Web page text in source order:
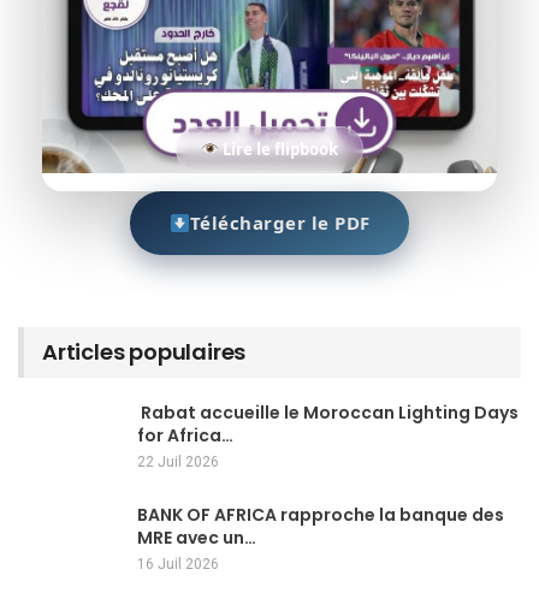
Lire le flipbook
Télécharger le PDF
Articles populaires
Rabat accueille le Moroccan Lighting Days
for Africa…
22 Juil 2026
BANK OF AFRICA rapproche la banque des
MRE avec un…
16 Juil 2026